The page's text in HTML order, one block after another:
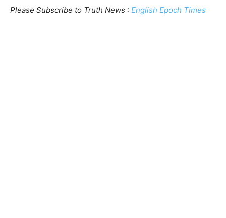
Please Subscribe to Truth News : English Epoch Times